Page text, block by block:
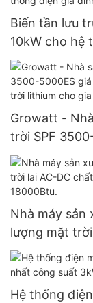
Biến tần lưu
10kW cho hệ
Growatt -
trời SPF
trữ năng
Nhà máy sản
lượng mặt
công suất
Hệ thống